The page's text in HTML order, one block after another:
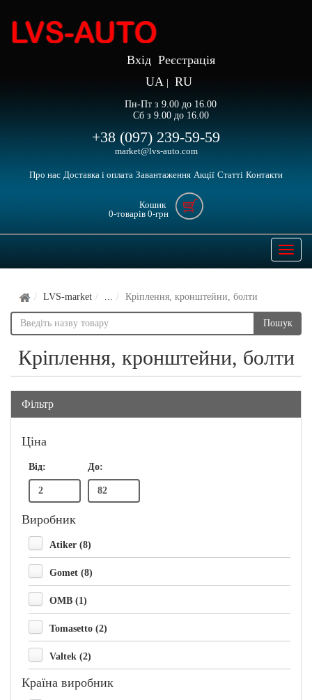
Вхід Реєстрація
UA
RU
Пн-Пт з 9.00 до 16.00
Сб з 9.00 до 16.00
+38 (097) 239-59-59
market@lvs-auto.com
Про нас Доставка і оплата Завантаження Акції Статті Контакти
Кошик
0-товарів 0-грн
Open
LVS-market ... Кріплення, кронштейни, болти
Пошук
Кріплення, кронштейни, болти
Фільтр
Ціна
Від: До:
Виробник
Atiker (8)
Gomet (8)
OMB (1)
Tomasetto (2)
Valtek (2)
Країна виробник